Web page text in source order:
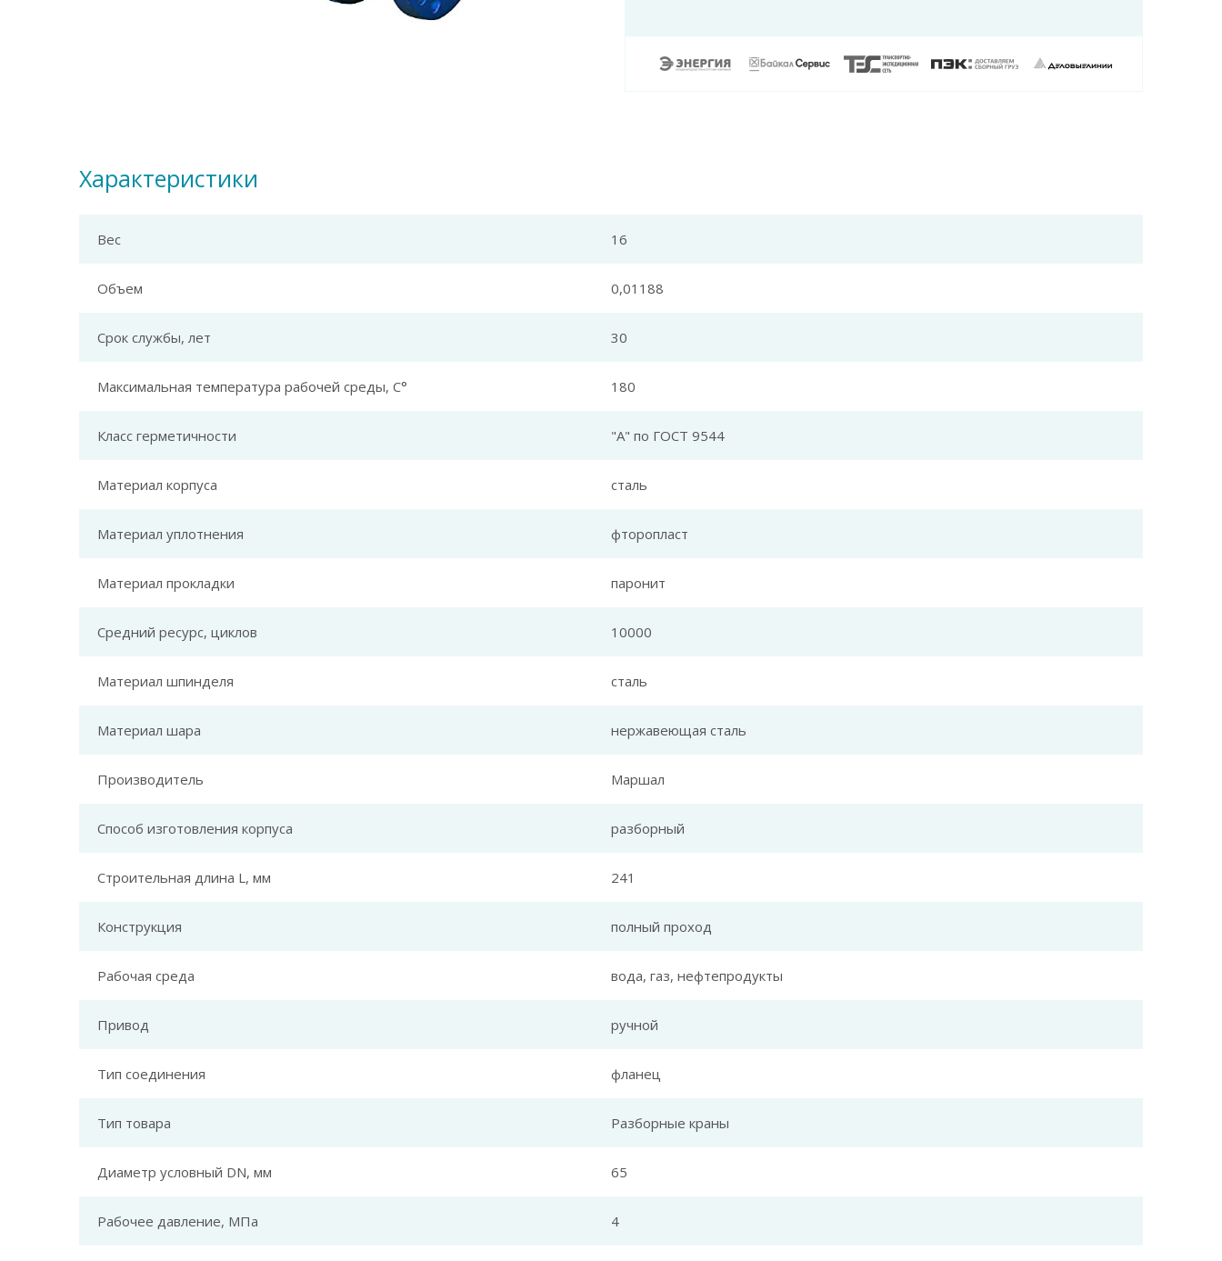
Характеристики
Вес 16
Объем 0,01188
Срок службы, лет 30
Максимальная температура рабочей среды, С° 180
Класс герметичности "А" по ГОСТ 9544
Материал корпуса сталь
Материал уплотнения фторопласт
Материал прокладки паронит
Средний ресурс, циклов 10000
Материал шпинделя сталь
Материал шара нержавеющая сталь
Производитель Маршал
Способ изготовления корпуса разборный
Строительная длина L, мм 241
Конструкция полный проход
Рабочая среда вода, газ, нефтепродукты
Привод ручной
Тип соединения фланец
Тип товара Разборные краны
Диаметр условный DN, мм 65
Рабочее давление, МПа 4